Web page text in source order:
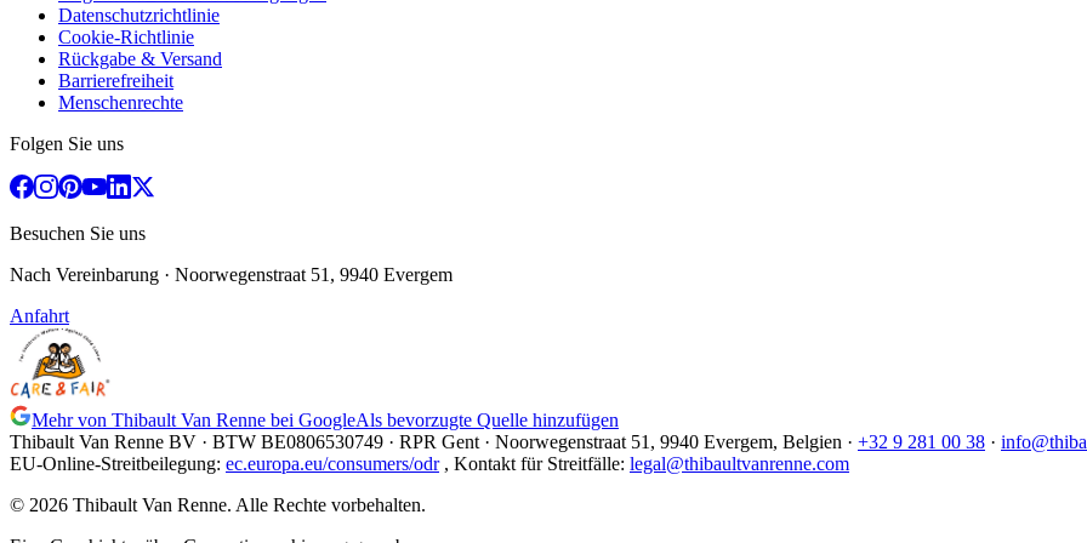
Datenschutzrichtlinie
Cookie-Richtlinie
Rückgabe & Versand
Barrierefreiheit
Menschenrechte
Folgen Sie uns
Besuchen Sie uns
Nach Vereinbarung · Noorwegenstraat 51, 9940 Evergem
Anfahrt
Mehr von Thibault Van Renne bei GoogleAls bevorzugte Quelle hinzufügen
Thibault Van Renne BV · BTW BE0806530749 · RPR Gent · Noorwegenstraat 51, 9940 Evergem, Belgien · +32 9 281 00 38 ·
EU-Online-Streitbeilegung: ec.europa.eu/consumers/odr , Kontakt für Streitfälle: legal@thibaultvanrenne.com
© 2026 Thibault Van Renne. Alle Rechte vorbehalten.